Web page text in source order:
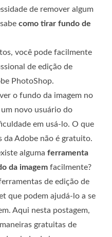
de remover algum
como tirar fundo de
você pode facilmente
de edição de
PhotoShop.
o fundo da imagem no
novo usuário do
em usá-lo. O que
da Adobe não é gratuito.
alguma ferramenta
da imagem facilmente?
de edição de
que podem ajudá-lo a se
Aqui nesta postagem,
gratuitas de